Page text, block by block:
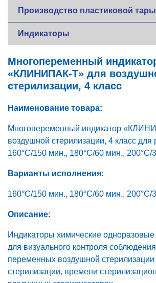
Производство пластиковой тары
Индикаторы
Многопеременный
«КЛИНИПАК-Т» для
стерилизации, 4 класс
Наименование товара:
Многопеременный индикатор
воздушной стерилизации, 4 класс
160°C/150 мин., 180°C/60 мин., 200°C/
Варианты исполнения:
160°C/150 мин., 180°C/60 мин., 200°C/
Описание:
Индикаторы химические
для визуального контроля
переменных воздушной
стерилизации, времени